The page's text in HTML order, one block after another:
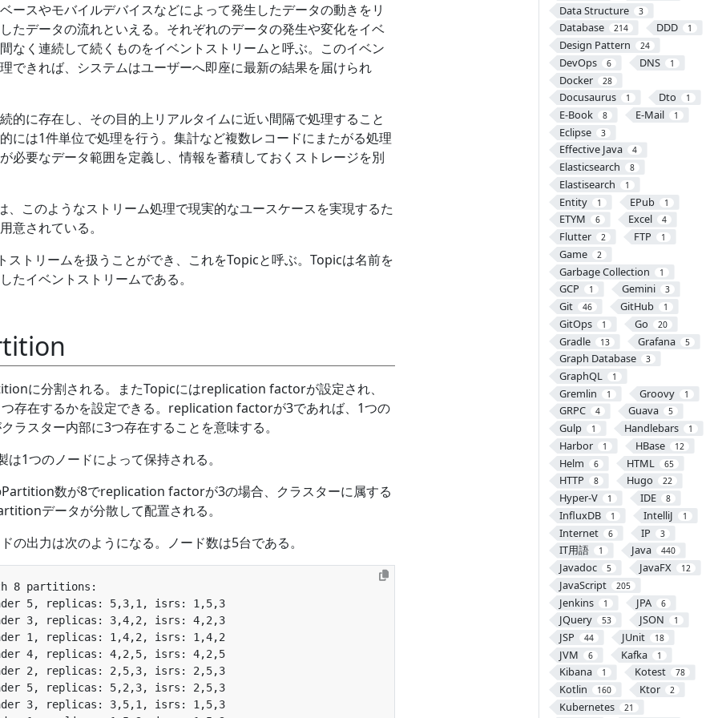
Data Structure 3
Database 214 DDD 1
Design Pattern 24
DevOps 6 DNS 1
Docker 28
Docusaurus 1 Dto 1
E-Book 8 E-Mail 1
Eclipse 3
Effective Java 4
Elasticsearch 8
Elastisearch 1
Entity 1 EPub 1
ETYM 6 Excel 4
Flutter 2 FTP 1
Game 2
Garbage Collection 1
GCP 1 Gemini 3
Git 46 GitHub 1
GitOps 1 Go 20
Gradle 13 Grafana 5
Graph Database 3
GraphQL 1
Gremlin 1 Groovy 1
GRPC 4 Guava 5
Gulp 1 Handlebars 1
Harbor 1 HBase 12
Helm 6 HTML 65
HTTP 8 Hugo 22
Hyper-V 1 IDE 8
InfluxDB 1 IntelliJ 1
Internet 6 IP 3
IT用語 1 Java 440
Javadoc 5 JavaFX 12
JavaScript 205
Jenkins 1 JPA 6
JQuery 53 JSON 1
JSP 44 JUnit 18
JVM 6 Kafka 1
Kibana 1 Kotest 78
Kotlin 160 Ktor 2
Kubernetes 21
ースやモバイルデバイスなどによって発生したデータの動きをリ
たデータの流れといえる。それぞれのデータの発生や変化をイベ
なく連続して続くものをイベントストリームと呼ぶ。このイベン
できれば、システムはユーザーへ即座に最新の結果を届けられ
的に存在し、その目的上リアルタイムに近い間隔で処理すること
には1件単位で処理を行う。集計など複数レコードにまたがる処理
必要なデータ範囲を定義し、情報を蓄積しておくストレージを別
、このようなストリーム処理で現実的なユースケースを実現するた
意されている。
ストリームを扱うことができ、これをTopicと呼ぶ。Topicは名前を
たイベントストリームである。
に分割される。またTopicにはreplication factorが設定され、
存在するかを設定できる。replication factorが3であれば、1つの
ラスター内部に3つ存在することを意味する。
1つのノードによって保持される。
数が8でreplication factorが3の場合、クラスターに属する
データが分散して配置される。
出力は次のようになる。ノード数は5台である。